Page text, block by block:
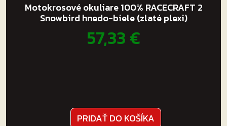
Motokrosové okuliare 100% RACECRAFT 2
Snowbird hnedo-biele (zlaté plexi)
57,33€
PRIDAŤ DO KOŠÍKA